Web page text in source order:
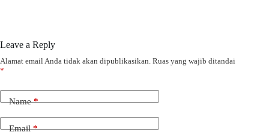
Leave a Reply
Alamat email Anda tidak akan dipublikasikan. Ruas yang wajib ditandai
*
Name*
Email*